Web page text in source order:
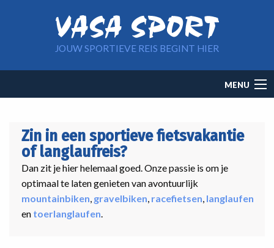
JOUW SPORTIEVE REIS BEGINT HIER
navigation
MENU
Zin in een sportieve fietsvakantie
of langlaufreis?
Dan zit je hier helemaal goed. Onze passie is om je
optimaal te laten genieten van avontuurlijk
mountainbiken, gravelbiken, racefietsen, langlaufen
en toerlanglaufen.